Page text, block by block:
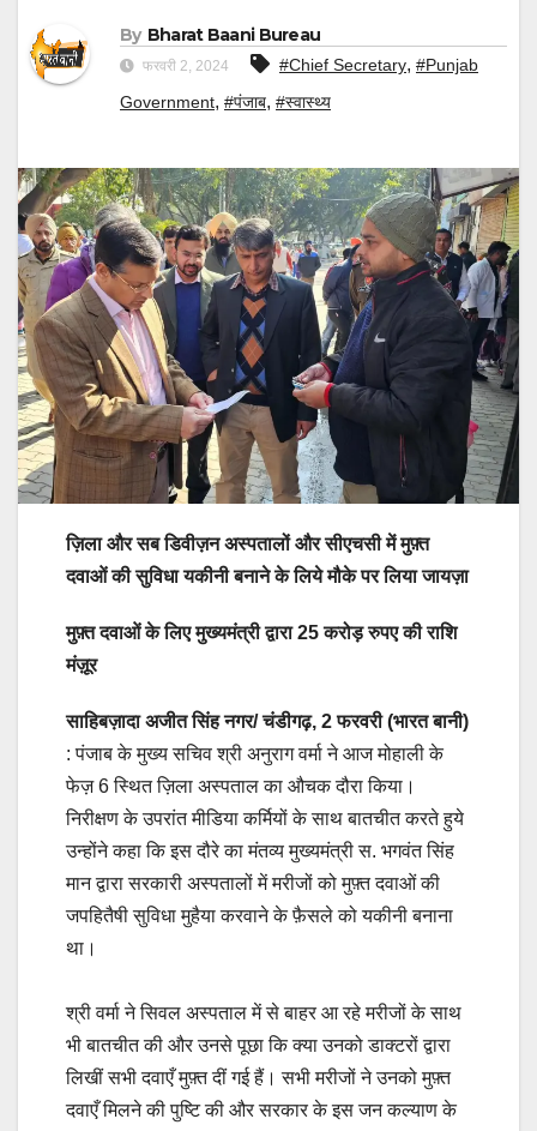
By Bharat Baani Bureau
फरवरी 2, 2024 #Chief Secretary, #Punjab
Government, #पंजाब, #स्वास्थ्य
ज़िला और सब डिवीज़न अस्पतालों और सीएचसी में मुफ़्त
दवाओं की सुविधा यकीनी बनाने के लिये मौके पर लिया जायज़ा
मुफ़्त दवाओं के लिए मुख्यमंत्री द्वारा 25 करोड़ रुपए की राशि
मंज़ूर
साहिबज़ादा अजीत सिंह नगर/ चंडीगढ़, 2 फरवरी (भारत बानी)
: पंजाब के मुख्य सचिव श्री अनुराग वर्मा ने आज मोहाली के
फेज़ 6 स्थित ज़िला अस्पताल का औचक दौरा किया।
निरीक्षण के उपरांत मीडिया कर्मियों के साथ बातचीत करते हुये
उन्होंने कहा कि इस दौरे का मंतव्य मुख्यमंत्री स. भगवंत सिंह
मान द्वारा सरकारी अस्पतालों में मरीजों को मुफ़्त दवाओं की
जपहितैषी सुविधा मुहैया करवाने के फ़ैसले को यकीनी बनाना
था।
श्री वर्मा ने सिवल अस्पताल में से बाहर आ रहे मरीजों के साथ
भी बातचीत की और उनसे पूछा कि क्या उनको डाक्टरों द्वारा
लिखीं सभी दवाएँ मुफ़्त दीं गई हैं। सभी मरीजों ने उनको मुफ़्त
दवाएँ मिलने की पुष्टि की और सरकार के इस जन कल्याण के